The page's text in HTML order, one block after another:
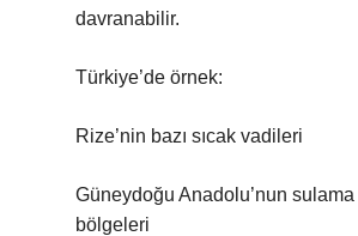
davranabilir.
Türkiye’de örnek:
Rize’nin bazı sıcak vadileri
Güneydoğu Anadolu’nun sulama
bölgeleri